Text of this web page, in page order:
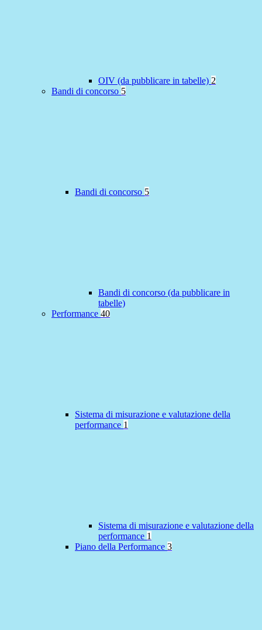
OIV (da pubblicare in tabelle) 2
Bandi di concorso 5
Bandi di concorso 5
Bandi di concorso (da pubblicare in
tabelle)
Performance 40
Sistema di misurazione e valutazione della
performance 1
Sistema di misurazione e valutazione della
performance 1
Piano della Performance 3